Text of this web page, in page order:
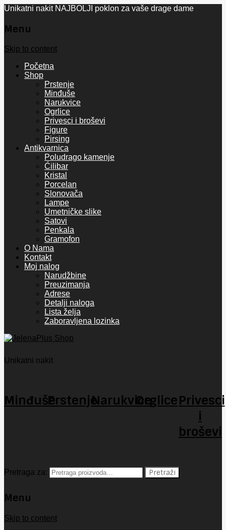
Unikatni nakit NAJBOLJI poklon za vaše drage dame
Menu
Skip to content
Početna
Shop
Prstenje
Minđuše
Narukvice
Ogrlice
Privesci i broševi
Figure
Pirsing
Antikvarnica
Poludrago kamenje
Ćilibar
Kristal
Porcelan
Slonovača
Lampe
Umetničke slike
Satovi
Penkala
Gramofon
O Nama
Kontakt
Moj nalog
Narudžbine
Preuzimanja
Adrese
Detalji naloga
Lista želja
Zaboravljena lozinka
Unikatni nakit
MinđušePrstenjeNarukviceOrglicePrivesci
i
broševi
Pretraga za: Pretraži
Menu
Skip to content